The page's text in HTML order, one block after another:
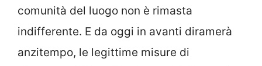
comunità del luogo non è rimasta
indifferente. E da oggi in avanti diramerà
anzitempo, le legittime misure di